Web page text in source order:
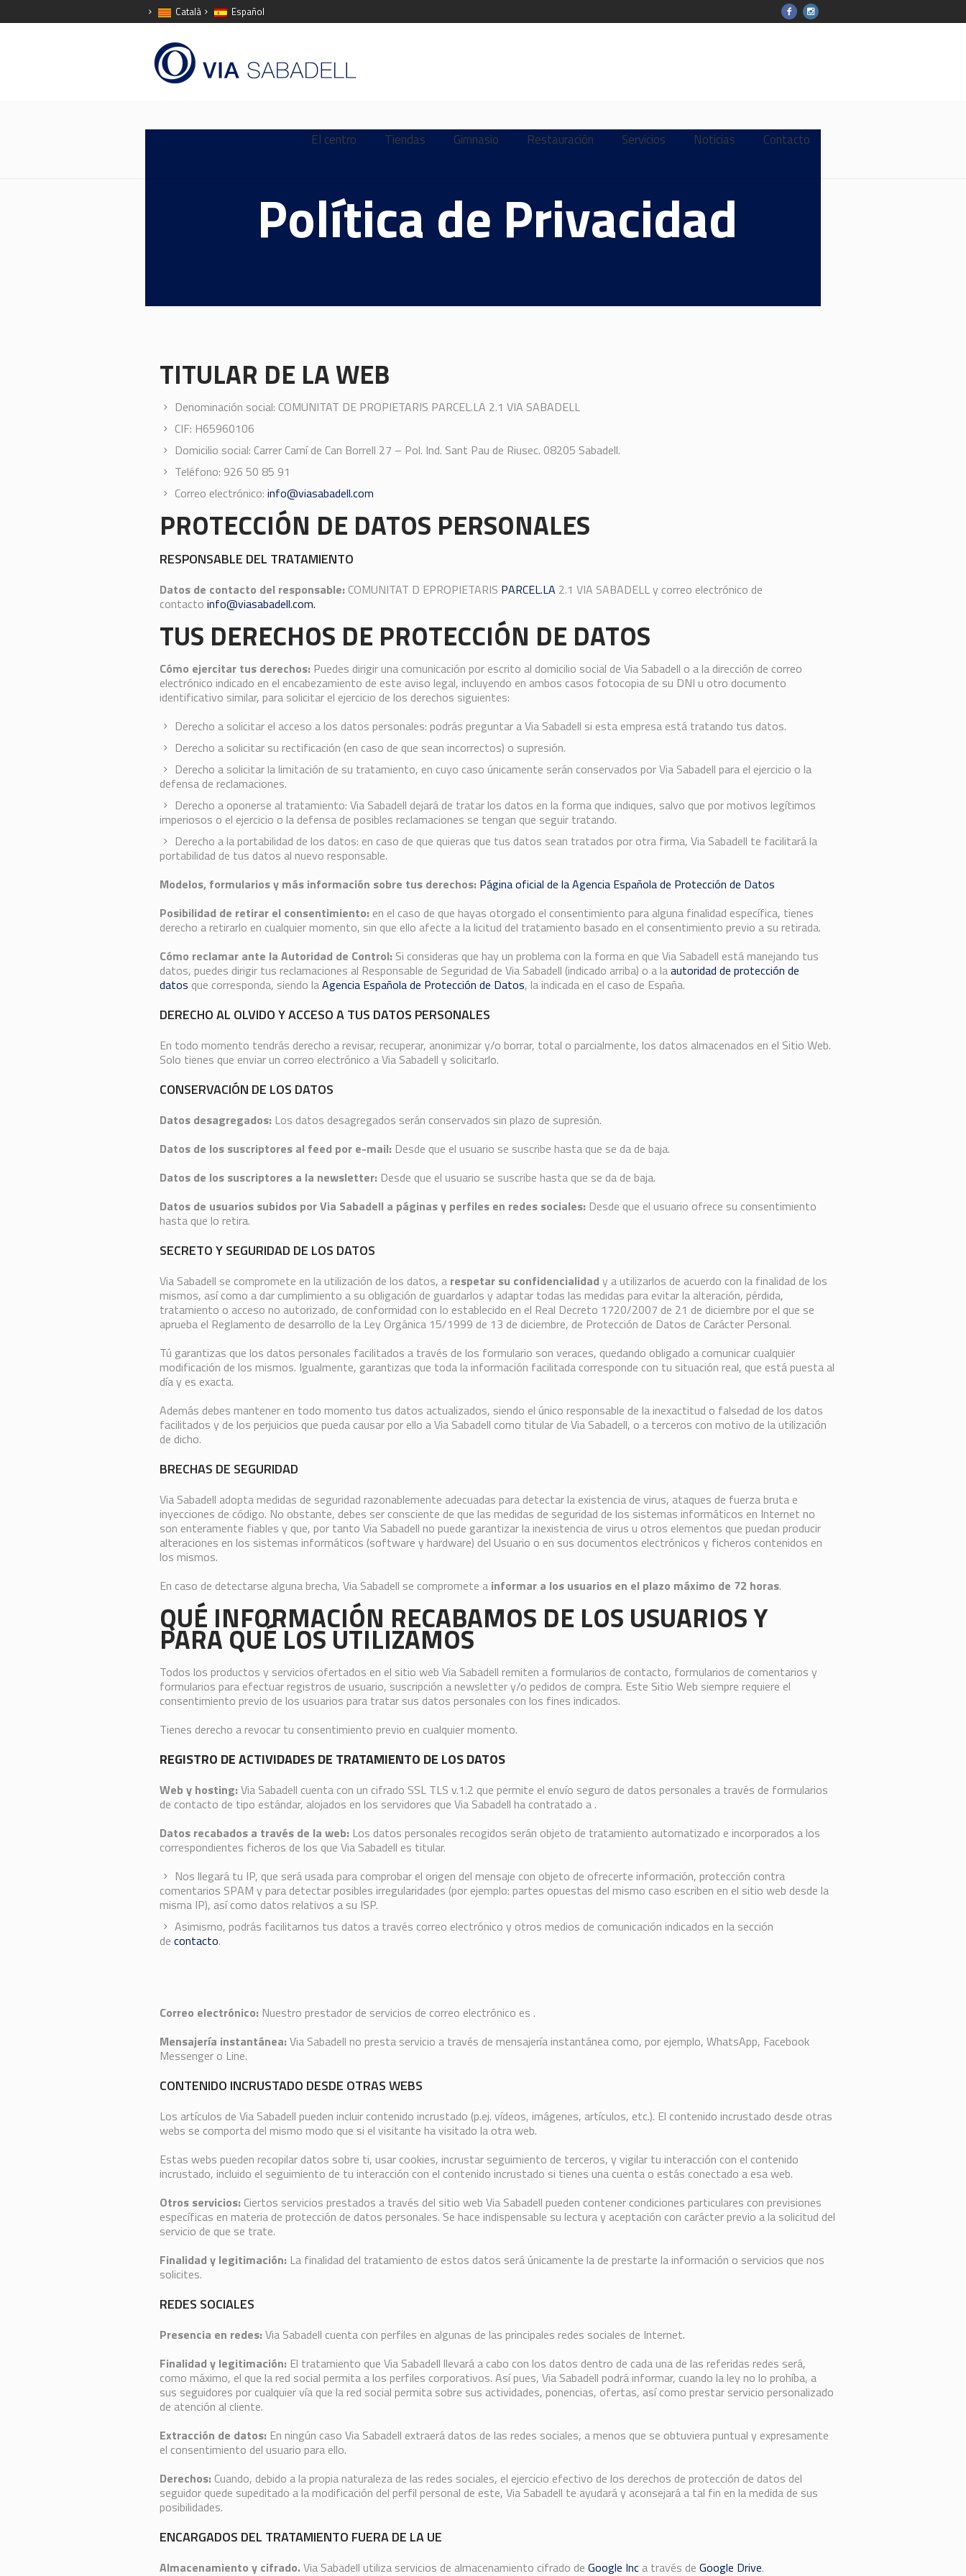
Català Español
El centro Tiendas Gimnasio Restauración Servicios Noticias Contacto
Política de Privacidad
TITULAR DE LA WEB
Denominación social: COMUNITAT DE PROPIETARIS PARCEL.LA 2.1 VIA SABADELL
CIF: H65960106
Domicilio social: Carrer Camí de Can Borrell 27 – Pol. Ind. Sant Pau de Riusec. 08205 Sabadell.
Teléfono: 926 50 85 91
Correo electrónico: info@viasabadell.com
PROTECCIÓN DE DATOS PERSONALES
RESPONSABLE DEL TRATAMIENTO
Datos de contacto del responsable: COMUNITAT D EPROPIETARIS PARCEL.LA 2.1 VIA SABADELL y correo electrónico de
contacto info@viasabadell.com.
TUS DERECHOS DE PROTECCIÓN DE DATOS
Cómo ejercitar tus derechos: Puedes dirigir una comunicación por escrito al domicilio social de Via Sabadell o a la dirección de correo
electrónico indicado en el encabezamiento de este aviso legal, incluyendo en ambos casos fotocopia de su DNI u otro documento
identificativo similar, para solicitar el ejercicio de los derechos siguientes:
Derecho a solicitar el acceso a los datos personales: podrás preguntar a Via Sabadell si esta empresa está tratando tus datos.
Derecho a solicitar su rectificación (en caso de que sean incorrectos) o supresión.
Derecho a solicitar la limitación de su tratamiento, en cuyo caso únicamente serán conservados por Via Sabadell para el ejercicio o la
defensa de reclamaciones.
Derecho a oponerse al tratamiento: Via Sabadell dejará de tratar los datos en la forma que indiques, salvo que por motivos legítimos
imperiosos o el ejercicio o la defensa de posibles reclamaciones se tengan que seguir tratando.
Derecho a la portabilidad de los datos: en caso de que quieras que tus datos sean tratados por otra firma, Via Sabadell te facilitará la
portabilidad de tus datos al nuevo responsable.
Modelos, formularios y más información sobre tus derechos: Página oficial de la Agencia Española de Protección de Datos
Posibilidad de retirar el consentimiento: en el caso de que hayas otorgado el consentimiento para alguna finalidad específica, tienes
derecho a retirarlo en cualquier momento, sin que ello afecte a la licitud del tratamiento basado en el consentimiento previo a su retirada.
Cómo reclamar ante la Autoridad de Control: Si consideras que hay un problema con la forma en que Via Sabadell está manejando tus
datos, puedes dirigir tus reclamaciones al Responsable de Seguridad de Via Sabadell (indicado arriba) o a laautoridad de protección de
datos que corresponda, siendo laAgencia Española de Protección de Datos, la indicada en el caso de España.
DERECHO AL OLVIDO Y ACCESO A TUS DATOS PERSONALES
En todo momento tendrás derecho a revisar, recuperar, anonimizar y/o borrar, total o parcialmente, los datos almacenados en el Sitio Web.
Solo tienes que enviar un correo electrónico a Via Sabadell y solicitarlo.
CONSERVACIÓN DE LOS DATOS
Datos desagregados: Los datos desagregados serán conservados sin plazo de supresión.
Datos de los suscriptores al feed por e-mail: Desde que el usuario se suscribe hasta que se da de baja.
Datos de los suscriptores a la newsletter: Desde que el usuario se suscribe hasta que se da de baja.
Datos de usuarios subidos por Via Sabadell a páginas y perfiles en redes sociales: Desde que el usuario ofrece su consentimiento
hasta que lo retira.
SECRETO Y SEGURIDAD DE LOS DATOS
Via Sabadell se compromete en la utilización de los datos, a respetar su confidencialidad y a utilizarlos de acuerdo con la finalidad de los
mismos, así como a dar cumplimiento a su obligación de guardarlos y adaptar todas las medidas para evitar la alteración, pérdida,
tratamiento o acceso no autorizado, de conformidad con lo establecido en el Real Decreto 1720/2007 de 21 de diciembre por el que se
aprueba el Reglamento de desarrollo de la Ley Orgánica 15/1999 de 13 de diciembre, de Protección de Datos de Carácter Personal.
Tú garantizas que los datos personales facilitados a través de los formulario son veraces, quedando obligado a comunicar cualquier
modificación de los mismos. Igualmente, garantizas que toda la información facilitada corresponde con tu situación real, que está puesta al
día y es exacta.
Además debes mantener en todo momento tus datos actualizados, siendo el único responsable de la inexactitud o falsedad de los datos
facilitados y de los perjuicios que pueda causar por ello a Via Sabadell como titular de Via Sabadell, o a terceros con motivo de la utilización
de dicho.
BRECHAS DE SEGURIDAD
Via Sabadell adopta medidas de seguridad razonablemente adecuadas para detectar la existencia de virus, ataques de fuerza bruta e
inyecciones de código. No obstante, debes ser consciente de que las medidas de seguridad de los sistemas informáticos en Internet no
son enteramente fiables y que, por tanto Via Sabadell no puede garantizar la inexistencia de virus u otros elementos que puedan producir
alteraciones en los sistemas informáticos (software y hardware) del Usuario o en sus documentos electrónicos y ficheros contenidos en
los mismos.
En caso de detectarse alguna brecha, Via Sabadell se compromete a informar a los usuarios en el plazo máximo de 72 horas.
QUÉ INFORMACIÓN RECABAMOS DE LOS USUARIOS Y
PARA QUÉ LOS UTILIZAMOS
Todos los productos y servicios ofertados en el sitio web Via Sabadell remiten a formularios de contacto, formularios de comentarios y
formularios para efectuar registros de usuario, suscripción a newsletter y/o pedidos de compra. Este Sitio Web siempre requiere el
consentimiento previo de los usuarios para tratar sus datos personales con los fines indicados.
Tienes derecho a revocar tu consentimiento previo en cualquier momento.
REGISTRO DE ACTIVIDADES DE TRATAMIENTO DE LOS DATOS
Web y hosting: Via Sabadell cuenta con un cifrado SSL TLS v.1.2 que permite el envío seguro de datos personales a través de formularios
de contacto de tipo estándar, alojados en los servidores que Via Sabadell ha contratado a .
Datos recabados a través de la web: Los datos personales recogidos serán objeto de tratamiento automatizado e incorporados a los
correspondientes ficheros de los que Via Sabadell es titular.
Nos llegará tu IP, que será usada para comprobar el origen del mensaje con objeto de ofrecerte información, protección contra
comentarios SPAM y para detectar posibles irregularidades (por ejemplo: partes opuestas del mismo caso escriben en el sitio web desde la
misma IP), así como datos relativos a su ISP.
Asimismo, podrás facilitarnos tus datos a través correo electrónico y otros medios de comunicación indicados en la sección
de contacto.
Correo electrónico: Nuestro prestador de servicios de correo electrónico es .
Mensajería instantánea: Via Sabadell no presta servicio a través de mensajería instantánea como, por ejemplo, WhatsApp, Facebook
Messenger o Line.
CONTENIDO INCRUSTADO DESDE OTRAS WEBS
Los artículos de Via Sabadell pueden incluir contenido incrustado (p.ej. vídeos, imágenes, artículos, etc.). El contenido incrustado desde otras
webs se comporta del mismo modo que si el visitante ha visitado la otra web.
Estas webs pueden recopilar datos sobre ti, usar cookies, incrustar seguimiento de terceros, y vigilar tu interacción con el contenido
incrustado, incluido el seguimiento de tu interacción con el contenido incrustado si tienes una cuenta o estás conectado a esa web.
Otros servicios: Ciertos servicios prestados a través del sitio web Via Sabadell pueden contener condiciones particulares con previsiones
específicas en materia de protección de datos personales. Se hace indispensable su lectura y aceptación con carácter previo a la solicitud del
servicio de que se trate.
Finalidad y legitimación: La finalidad del tratamiento de estos datos será únicamente la de prestarte la información o servicios que nos
solicites.
REDES SOCIALES
Presencia en redes: Via Sabadell cuenta con perfiles en algunas de las principales redes sociales de Internet.
Finalidad y legitimación: El tratamiento que Via Sabadell llevará a cabo con los datos dentro de cada una de las referidas redes será,
como máximo, el que la red social permita a los perfiles corporativos. Así pues, Via Sabadell podrá informar, cuando la ley no lo prohíba, a
sus seguidores por cualquier vía que la red social permita sobre sus actividades, ponencias, ofertas, así como prestar servicio personalizado
de atención al cliente.
Extracción de datos: En ningún caso Via Sabadell extraerá datos de las redes sociales, a menos que se obtuviera puntual y expresamente
el consentimiento del usuario para ello.
Derechos: Cuando, debido a la propia naturaleza de las redes sociales, el ejercicio efectivo de los derechos de protección de datos del
seguidor quede supeditado a la modificación del perfil personal de este, Via Sabadell te ayudará y aconsejará a tal fin en la medida de sus
posibilidades.
ENCARGADOS DEL TRATAMIENTO FUERA DE LA UE
Almacenamiento y cifrado. Via Sabadell utiliza servicios de almacenamiento cifrado de Google Inca través de Google Drive.